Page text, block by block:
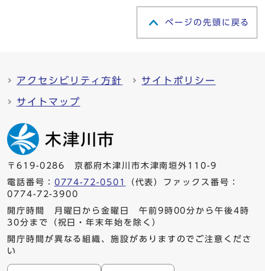
ページの先頭に戻る
アクセシビリティ方針 サイトポリシー
サイトマップ
〒619-0286 京都府木津川市木津南垣外110-9
電話番号： 0774-72-0501
（代表）ファックス番号：
0774-72-3900
開庁時間 月曜日から金曜日 午前9時00分から午後4時
30分まで（祝日・年末年始を除く）
開庁時間が異なる組織、施設がありますのでご注意くださ
い